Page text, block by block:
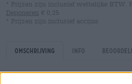
* Prijzen zijn inclusief wettelijke BTW.
Deponeren € 0,25
* Prijzen zijn inclusief accijns
Omschrijving Info